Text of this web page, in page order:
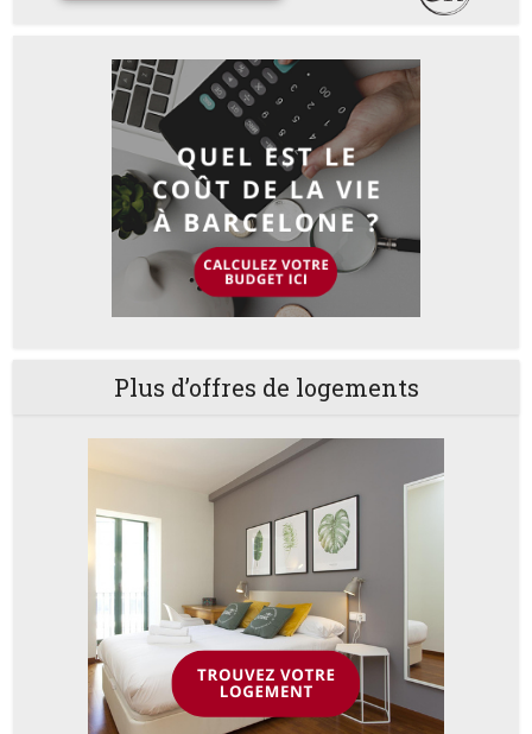
Plus d’offres de logements